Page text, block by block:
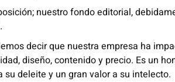
nuestro fondo editorial,
decir que nuestra empresa ha
diseño, contenido y precio. Es un
su deleite y un gran valor a su intelecto.